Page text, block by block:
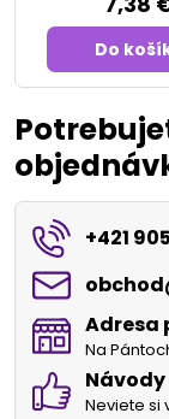
Do
+421
Adresa
Na
Neviete si